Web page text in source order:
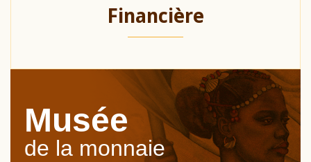
Financière
Musée
de la monnaie